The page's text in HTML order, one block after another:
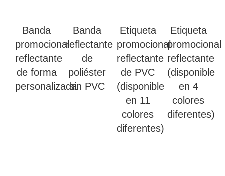
Banda
promocional
reflectante
de forma
personalizada
Banda
reflectante
de
poliéster
sin PVC
Etiqueta
promocional
reflectante
de PVC
(disponible
en 11
colores
diferentes)
Etiqueta
promocional
reflectante
(disponible
en 4
colores
diferentes)